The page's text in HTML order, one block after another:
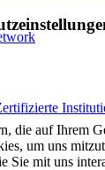
die auf Ihrem
um uns
Sie mit uns